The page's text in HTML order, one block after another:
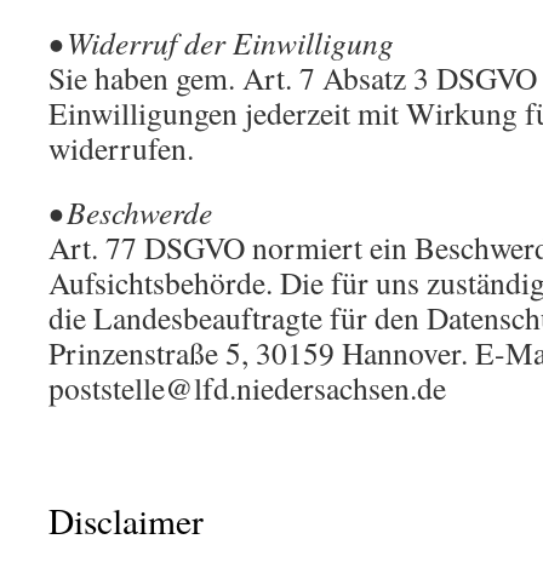
• Widerruf der Einwilligung
Sie haben gem. Art. 7 Absatz 3
Einwilligungen jederzeit mit Wirkung
widerrufen.
• Beschwerde
Art. 77 DSGVO normiert ein
Aufsichtsbehörde. Die für uns
die Landesbeauftragte für den
Prinzenstraße 5, 30159 Hannover. E-
poststelle@lfd.niedersachsen.de
Disclaimer